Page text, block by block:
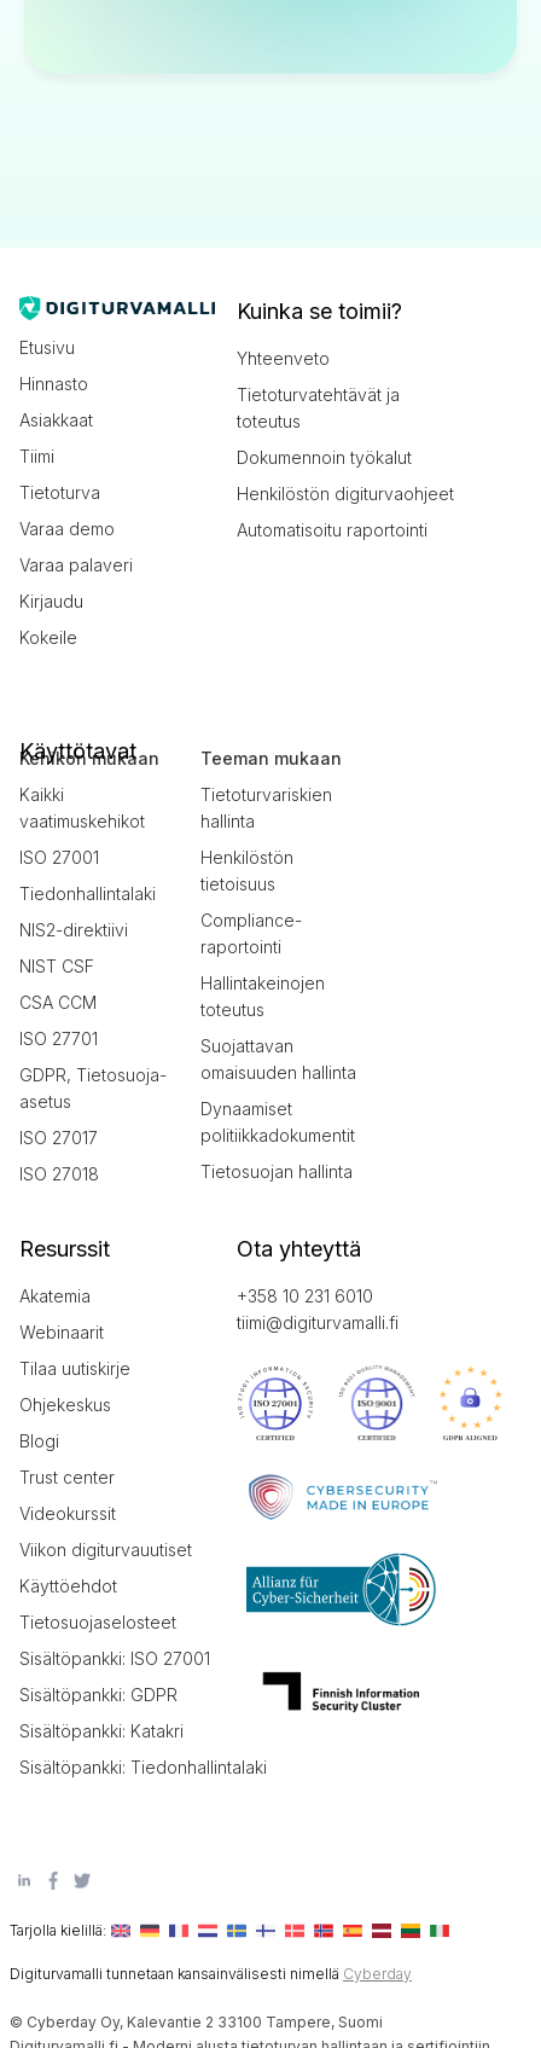
Etusivu
Hinnasto
Asiakkaat
Tiimi
Tietoturva
Varaa demo
Varaa palaveri
Kirjaudu
Kokeile
Kuinka se toimii?
Yhteenveto
Tietoturvatehtävät ja
toteutus
Dokumennoin työkalut
Henkilöstön digiturvaohjeet
Automatisoitu raportointi
Käyttötavat
Kehikon mukaan
Kaikki
vaatimuskehikot
ISO 27001
Tiedonhallintalaki
NIS2-direktiivi
NIST CSF
CSA CCM
ISO 27701
GDPR, Tietosuoja-
asetus
ISO 27017
ISO 27018
Teeman mukaan
Tietoturvariskien
hallinta
Henkilöstön
tietoisuus
Compliance-
raportointi
Hallintakeinojen
toteutus
Suojattavan
omaisuuden hallinta
Dynaamiset
politiikkadokumentit
Tietosuojan hallinta
Resurssit
Akatemia
Webinaarit
Tilaa uutiskirje
Ohjekeskus
Blogi
Trust center
Videokurssit
Viikon digiturvauutiset
Käyttöehdot
Tietosuojaselosteet
Sisältöpankki: ISO 27001
Sisältöpankki: GDPR
Sisältöpankki: Katakri
Sisältöpankki: Tiedonhallintalaki
Ota yhteyttä
+358 10 231 6010
tiimi@digiturvamalli.fi
Tarjolla kielillä:
Digiturvamalli tunnetaan kansainvälisesti nimellä Cyberday
© Cyberday Oy, Kalevantie 2 33100 Tampere, Suomi